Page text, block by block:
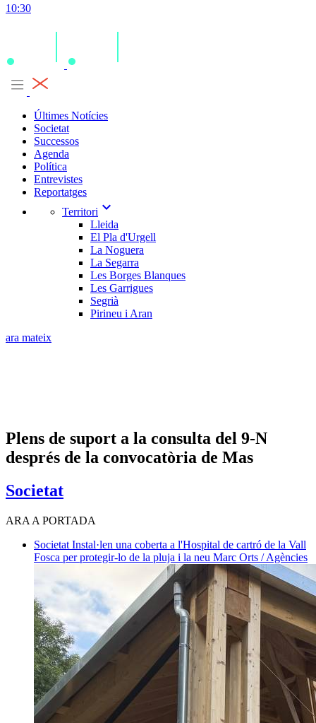
10:30
Últimes Notícies
Societat
Successos
Agenda
Política
Entrevistes
Reportatges
Territori expand_more
Lleida
El Pla d'Urgell
La Noguera
La Segarra
Les Borges Blanques
Les Garrigues
Segrià
Pirineu i Aran
ara mateix
Plens de suport a la consulta del 9-N
després de la convocatòria de Mas
Societat
ARA A PORTADA
Societat Instal·len una coberta a l'Hospital de cartró de la Vall
Fosca per protegir-lo de la pluja i la neu Marc Orts / Agències